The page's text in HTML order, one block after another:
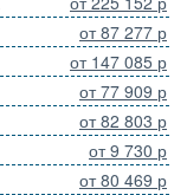
от 87 277 р
от 147 085 р
от 77 909 р
от 82 803 р
от 9 730 р
от 80 469 р